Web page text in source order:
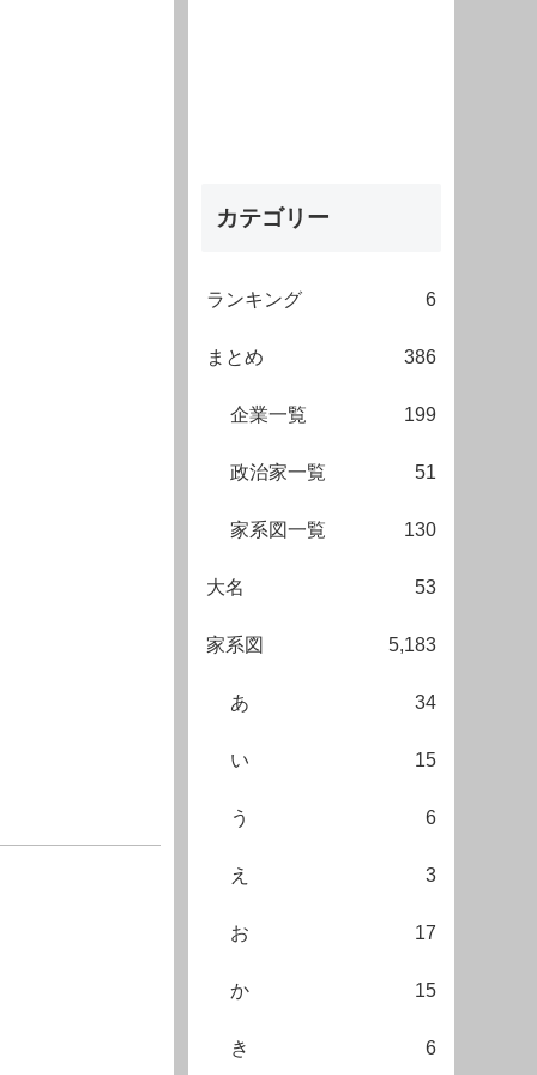
カテゴリー
ランキング 6
まとめ 386
企業一覧 199
政治家一覧 51
家系図一覧 130
大名 53
家系図 5,183
あ 34
い 15
う 6
え 3
お 17
か 15
き 6